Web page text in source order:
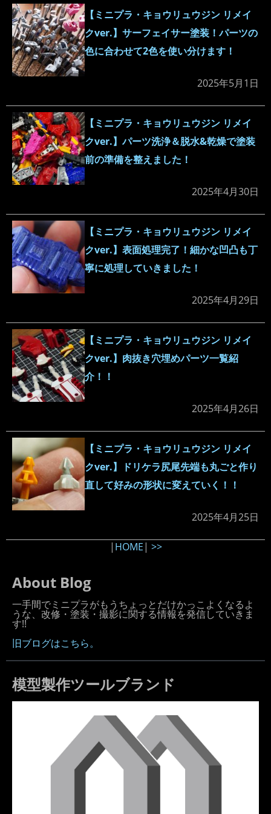
【ミニプラ・キョウリュウジン リメイ
クver.】サーフェイサー塗装！パーツの
色に合わせて2色を使い分けます！
2025年5月1日
【ミニプラ・キョウリュウジン リメイ
クver.】パーツ洗浄＆脱水&乾燥で塗装
前の準備を整えました！
2025年4月30日
【ミニプラ・キョウリュウジン リメイ
クver.】表面処理完了！細かな凹凸も丁
寧に処理していきました！
2025年4月29日
【ミニプラ・キョウリュウジン リメイ
クver.】肉抜き穴埋めパーツ一覧紹
介！！
2025年4月26日
【ミニプラ・キョウリュウジン リメイ
クver.】ドリケラ尻尾先端も丸ごと作り
直して好みの形状に変えていく！！
2025年4月25日
| HOME| >>
About Blog
一手間でミニプラがもうちょっとだけかっこよくなるよ
うな、改修・塗装・撮影に関する情報を発信していきま
す!!
旧ブログはこちら。
模型製作ツールブランド